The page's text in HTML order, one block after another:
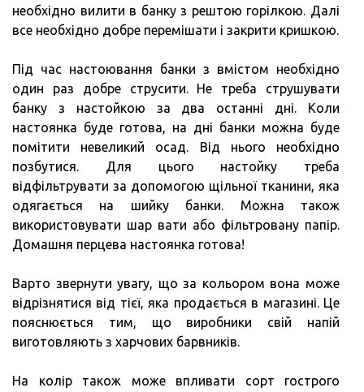
необхідно вилити в банку з рештою горілкою. Далі
все необхідно добре перемішати і закрити кришкою.
Під час настоювання банки з вмістом необхідно
один раз добре струсити. Не треба струшувати
банку з настойкою за два останні дні. Коли
настоянка буде готова, на дні банки можна буде
помітити невеликий осад. Від нього необхідно
позбутися. Для цього настойку треба
відфільтрувати за допомогою щільної тканини, яка
одягається на шийку банки. Можна також
використовувати шар вати або фільтровану папір.
Домашня перцева настоянка готова!
Варто звернути увагу, що за кольором вона може
відрізнятися від тієї, яка продається в магазині. Це
пояснюється тим, що виробники свій напій
виготовляють з харчових барвників.
На колір також може впливати сорт гострого